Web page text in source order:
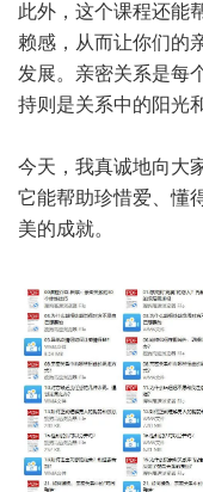
此外，这个课程还能
赖感，从而让你们的
发展。亲密关系是每
持则是关系中的阳光
今天，我真诚地向大
它能帮助珍惜爱、懂
美的成就。